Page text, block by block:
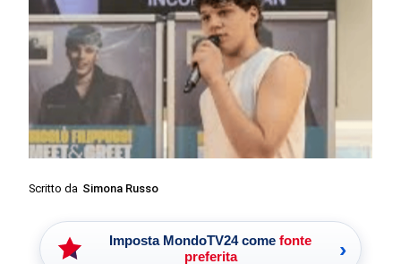
Scritto da Simona Russo
Imposta MondoTV24 come fonte
preferita
›